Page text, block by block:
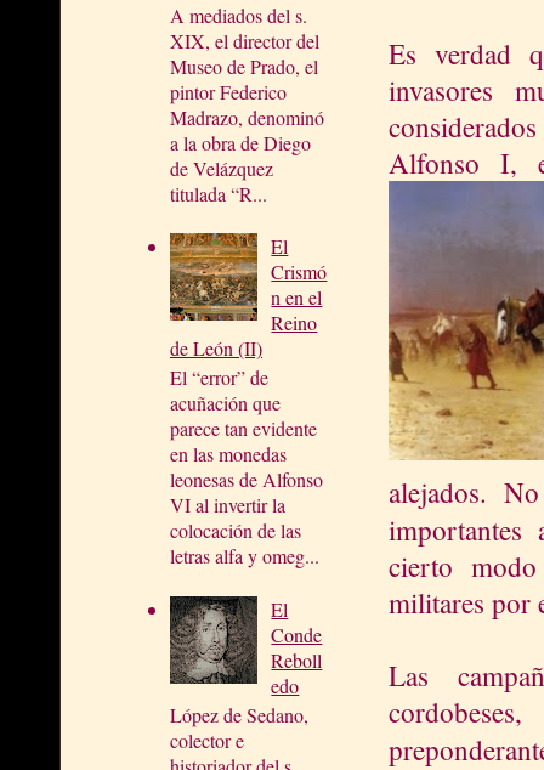
A mediados del s.
XIX, el director del
Museo de Prado, el
pintor Federico
Madrazo, denominó
a la obra de Diego
de Velázquez
titulada “R...
El
Crismó
n en el
Reino
de León (II)
El “error” de
acuñación que
parece tan evidente
en las monedas
leonesas de Alfonso
VI al invertir la
colocación de las
letras alfa y omeg...
El
Conde
Reboll
edo
López de Sedano,
colector e
Es verdad
invasores
Alfonso I,
alejados.
cierto modo
militares por
Las